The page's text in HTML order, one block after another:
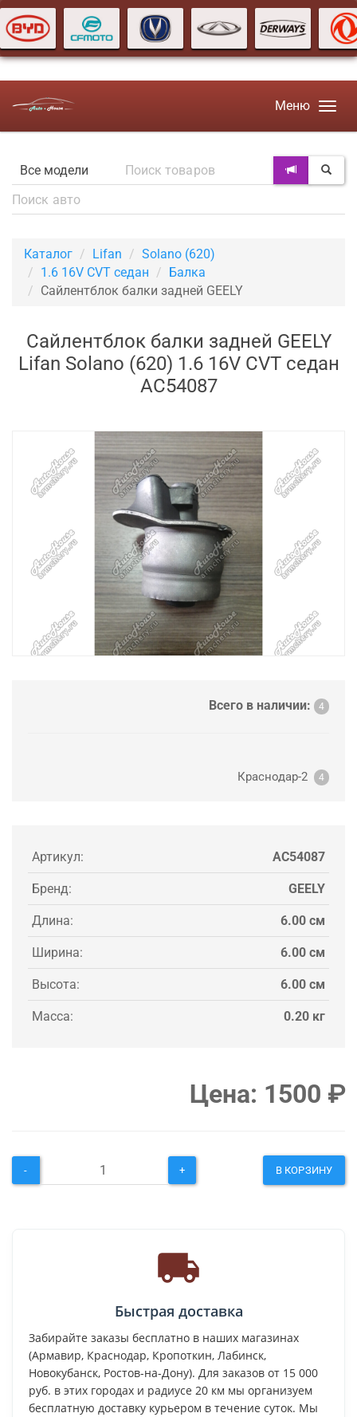
Меню
Каталог Lifan
Solano (620)
1.6 16V CVT седан
Балка
Сайлентблок балки задней GEELY
Сайлентблок балки задней GEELY
Lifan Solano (620) 1.6 16V CVT седан
AC54087
Всего в наличии: 4
Краснодар-2 4
Артикул: AC54087
Бренд: GEELY
Длина: 6.00 см
Ширина: 6.00 см
Высота: 6.00 см
Масса: 0.20 кг
Цена: 1500 ₽
- + В КОРЗИНУ
Быстрая доставка
Забирайте заказы бесплатно в наших магазинах
(Армавир, Краснодар, Кропоткин, Лабинск,
Новокубанск, Ростов-на-Дону). Для заказов от 15 000
руб. в этих городах и радиусе 20 км мы организуем
бесплатную доставку курьером в течение суток. Мы